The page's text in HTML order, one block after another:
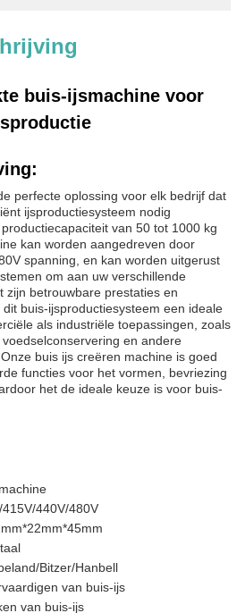
buis-ijsmachine voor
perfecte oplossing voor elk bedrijf dat
ijsproductiesysteem nodig
van 50 tot 1000 kg
kan worden aangedreven door
spanning, en kan worden uitgerust
om aan uw verschillende
zijn betrouwbare prestaties en
buis-ijsproductiesysteem een ideale
als industriële toepassingen, zoals
en andere
buis ijs creëren machine is goed
functies voor het vormen, bevriezing
het de ideale keuze is voor buis-
440V/480V
Bitzer/Hanbell
van buis-ijs
van buis-ijs